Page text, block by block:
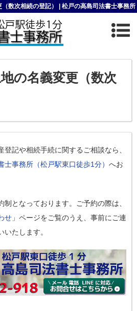
数次相続の登記） | 松戸の高島司法書士事務所
の名義変更（数次
記や相続手続に関するご相談なら、
事務所（松戸駅東口徒歩1分） へお
となっております。ご予約の際は、
せ 」ページをご覧のうえ、事前にご連
たします。